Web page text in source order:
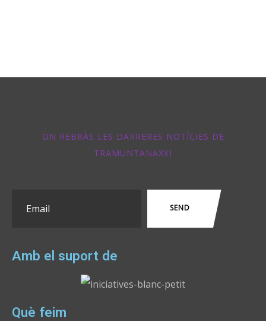
ON REBRÀS LES DARRERES NOTÍCIES DE
TRAMUNTANAXXI
Amb el suport de
Què feim